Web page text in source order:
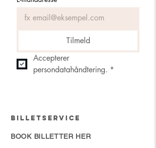
Tilmeld
Accepterer
persondatahåndtering. *
BILLETSERVICE
BOOK BILLETTER HER